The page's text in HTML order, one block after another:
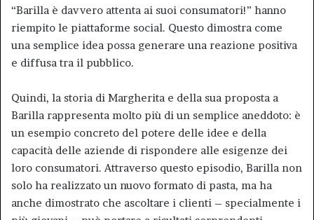
“Barilla è davvero attenta ai suoi consumatori!” hanno
riempito le piattaforme social. Questo dimostra come
una semplice idea possa generare una reazione positiva
e diffusa tra il pubblico.
Quindi, la storia di Margherita e della sua proposta a
Barilla rappresenta molto più di un semplice aneddoto: è
un esempio concreto del potere delle idee e della
capacità delle aziende di rispondere alle esigenze dei
loro consumatori. Attraverso questo episodio, Barilla non
solo ha realizzato un nuovo formato di pasta, ma ha
anche dimostrato che ascoltare i clienti – specialmente i